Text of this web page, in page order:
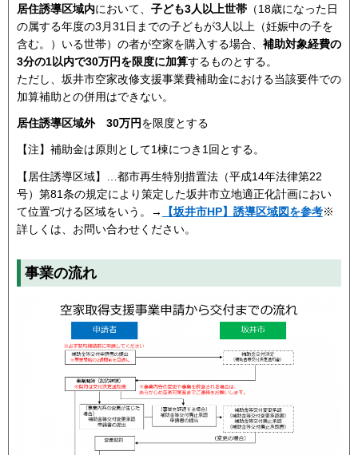
居住誘導区域内において、 子ども3人以上世帯 （18歳になった日
の属する年度の3月31日までの子どもが3人以上（妊娠中の子を
含む。）いる世帯）の者が空家を購入する場合、 補助対象経費の
3分の1以内で30万円を限度に加算するものとする。
ただし、坂井市空家改修支援事業費補助金における当該要件での
加算補助との併用はできない。
居住誘導区域外 30万円を限度とする
【注】補助金は原則として1棟につき1回とする。
【居住誘導区域】…都市再生特別措置法（平成14年法律第22
号）第81条の規定により策定した坂井市立地適正化計画におい
て位置づける区域をいう。→
【坂井市HP】誘導区域図を参考※
詳しくは、お問い合わせください。
事業の流れ